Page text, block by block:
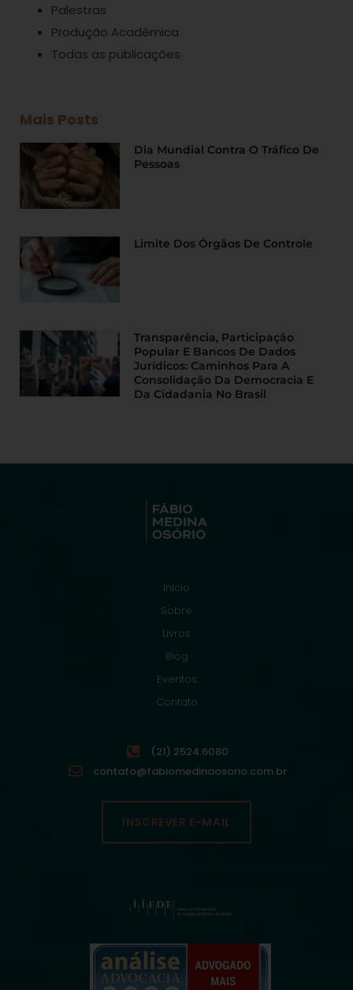
Palestras
Produção Acadêmica
Todas as publicações
Mais Posts
Dia Mundial Contra O Tráfico De
Pessoas
Limite Dos Órgãos De Controle
Transparência, Participação
Popular E Bancos De Dados
Jurídicos: Caminhos Para A
Consolidação Da Democracia E
Da Cidadania No Brasil
Início
Sobre
Livros
Blog
Eventos
Contato
(21) 2524.6080
contato@fabiomedinaosorio.com.br
INSCREVER E-MAIL